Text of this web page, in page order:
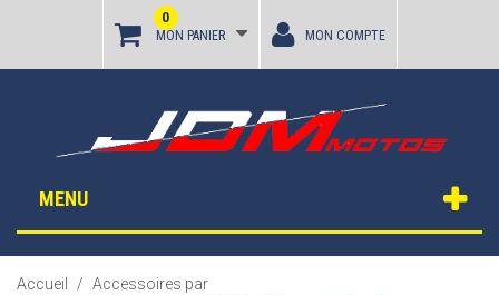
MON PANIER
0
MON COMPTE
MENU
Accueil / Accessoires par